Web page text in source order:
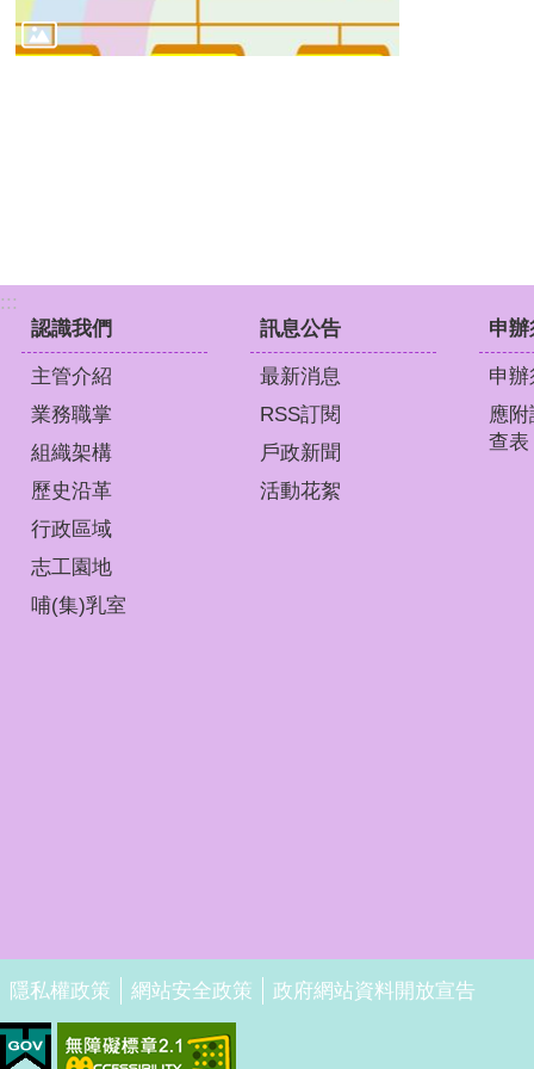
:::
認識我們
主管介紹
業務職掌
組織架構
歷史沿革
行政區域
志工園地
哺(集)乳室
訊息公告
最新消息
RSS訂閱
戶政新聞
活動花絮
申
申
應
查表
隱私權政策 網站安全政策 政府網站資料開放宣告